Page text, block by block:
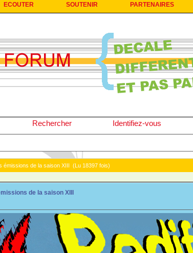
ECOUTER SOUTENIR PARTENAIRES
Rechercher Identifiez-vous
émissions de la saison XIII (Lu 18397 fois)
de la saison XIII